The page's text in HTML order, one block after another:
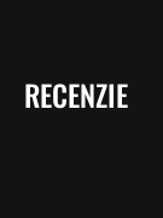
RECENZIE